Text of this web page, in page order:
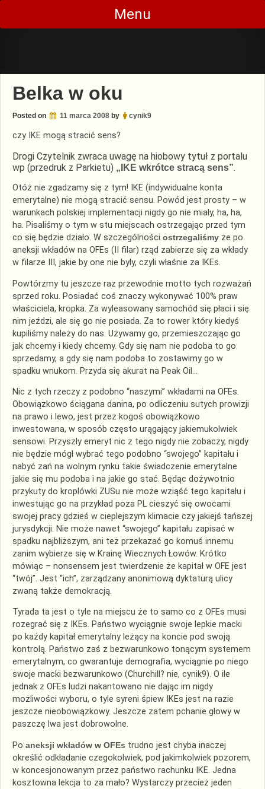
Skip
content
Menu
Belka w oku
Posted on 11 marca 2008 by cynik9
czy IKE mogą stracić sens?
Drogi Czytelnik zwraca uwagę na hiobowy tytuł z portalu
wp (przedruk z Parkietu) „IKE wkrótce stracą sens”.
Otóż nie zgadzamy się z tym! IKE (indywidualne konta
emerytalne) nie mogą stracić sensu. Powód jest prosty – w
warunkach polskiej implementacji nigdy go nie miały, ha, ha,
ha. Pisaliśmy o tym w stu miejscach ostrzegając przed tym
co się będzie działo. W szczególności ostrzegaliśmy że po
aneksji wkładów na OFEs (II filar) rząd zabierze się za wkłady
w filarze III, jakie by one nie były, czyli właśnie za IKEs.
Powtórzmy tu jeszcze raz przewodnie motto tych rozważań
sprzed roku. Posiadać coś znaczy wykonywać 100% praw
właściciela, kropka. Za wyleasowany samochód się płaci i się
nim jeździ, ale się go nie posiada. Za to rower który kiedyś
kupiliśmy należy do nas. Używamy go, przemieszczając go
jak chcemy i kiedy chcemy. Gdy się nam nie podoba to go
sprzedamy, a gdy się nam podoba to zostawimy go w
spadku wnukom. Przyda się akurat na Peak Oil…
Nic z tych rzeczy z podobno “naszymi” wkładami na OFEs.
Obowiązkowo ściągana danina, po odliczeniu sutych prowizji
na prawo i lewo, jest przez kogoś obowiązkowo
inwestowana, w sposób często urągający jakiemukolwiek
sensowi. Przyszły emeryt nic z tego nigdy nie zobaczy, nigdy
nie będzie mógł wybrać tego podobno “swojego” kapitału i
nabyć zań na wolnym rynku takie świadczenie emerytalne
jakie się mu podoba i na jakie go stać. Będąc dożywotnio
przykuty do kroplówki ZUSu nie może wziąść tego kapitału i
inwestując go na przykład poza PL cieszyć się owocami
swojej pracy gdzieś w cieplejszym klimacie czy jakiejś tańszej
jurysdykcji. Nie może nawet “swojego” kapitału zapisać w
spadku najbliższym, ani też przekazać go komuś innemu
zanim wybierze się w Krainę Wiecznych Łowów. Krótko
mówiąc – nonsensem jest twierdzenie że kapitał w OFE jest
“twój”. Jest “ich”, zarządzany anonimową dyktaturą ulicy
zwaną także demokracją.
Tyrada ta jest o tyle na miejscu że to samo co z OFEs musi
rozegrać się z IKEs. Państwo wyciągnie swoje lepkie macki
po każdy kapitał emerytalny leżący na koncie pod swoją
kontrolą. Państwo zaś z bezwarunkowo tonącym systemem
emerytalnym, co gwarantuje demografia, wyciągnie po niego
swoje macki bezwarunkowo (Churchill? nie, cynik9). O ile
jednak z OFEs ludzi nakantowano nie dając im nigdy
możliwości wyboru, o tyle syreni śpiew IKEs jest na razie
jeszcze nieobowiązkowy. Jeszcze zatem pchanie głowy w
paszczę lwa jest dobrowolne.
Po aneksji wkładów w OFEs trudno jest chyba inaczej
określić odkładanie czegokolwiek, pod jakimkolwiek pozorem,
w koncesjonowanym przez państwo rachunku IKE. Jedna
kosztowna lekcja to za mało? Wystarczy przecież jeden